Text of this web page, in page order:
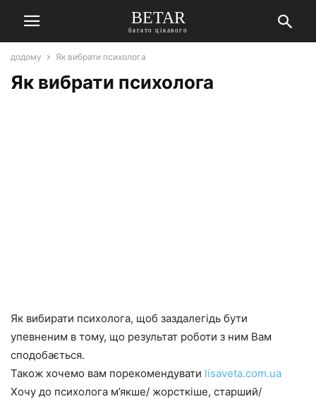
BETAR
багато цікавого
додому Як вибрати психолога
Як вибрати психолога
Як вибирати психолога, щоб заздалегідь бути
упевненим в тому, що результат роботи з ним Вам
сподобається.
Також хочемо вам порекомендувати lisaveta.com.ua
Хочу до психолога м’якше/ жорсткіше, старший/